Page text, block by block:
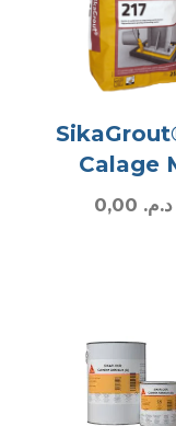
Calage
د.م.